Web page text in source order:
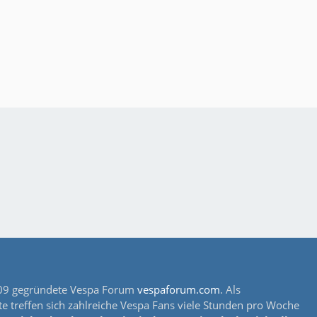
gegründete Vespa Forum vespaforum.com. Als
sich zahlreiche Vespa Fans viele Stunden pro Woche